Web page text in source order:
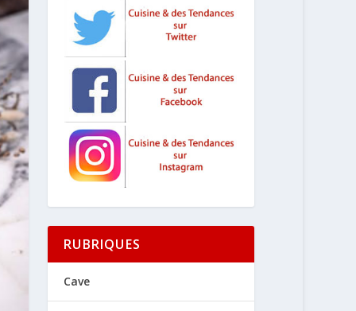
RUBRIQUES
Cave